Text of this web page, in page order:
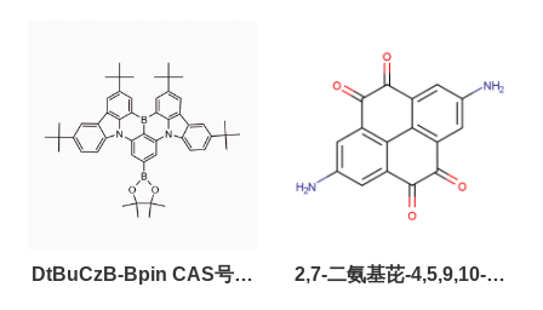
DtBuCzB-Bpin CAS号： 2,7-二氨基芘-4,5,9,10-四